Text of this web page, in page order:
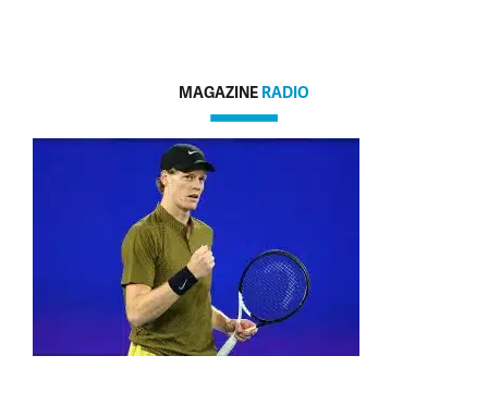
MAGAZINE RADIO